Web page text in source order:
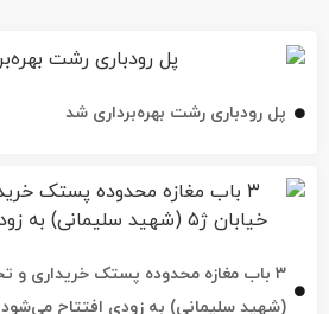
پل رودباری رشت بهره‌برداری شد
(شهید سلیمانی) به زودی افتتاح می‌شود